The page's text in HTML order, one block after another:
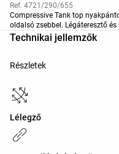
Ref. 4721/290/655
Compressive Tank top
oldalsó zsebbel. Légáteresztő
Technikai jellemzők
Részletek
Lélegző